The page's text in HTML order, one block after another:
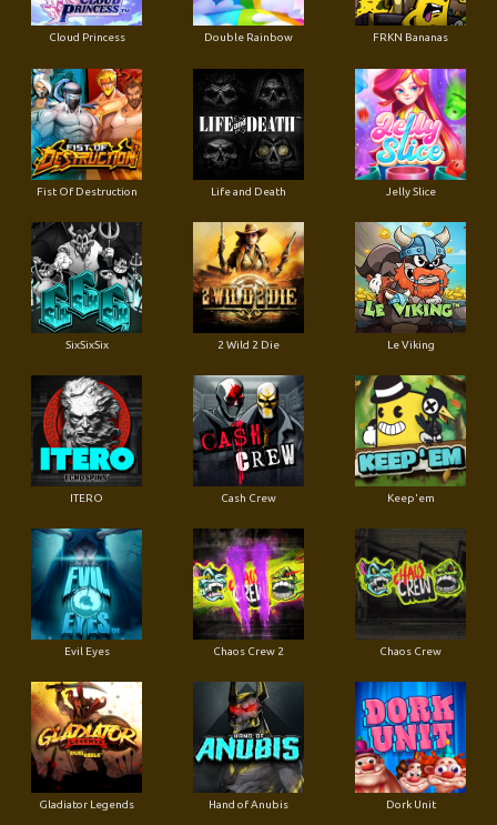
Cloud Princess Double Rainbow FRKN Bananas
Fist Of Destruction Life and Death Jelly Slice
SixSixSix 2 Wild 2 Die Le Viking
ITERO Cash Crew Keep'em
Evil Eyes Chaos Crew 2 Chaos Crew
Gladiator Legends Hand of Anubis Dork Unit